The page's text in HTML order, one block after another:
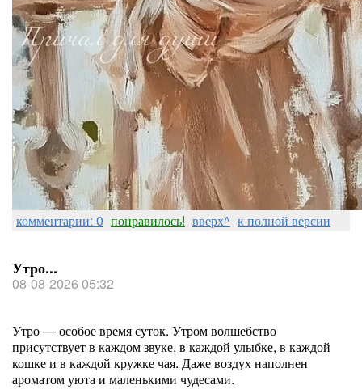
комментарии: 0 понравилось! вверх^ к полной версии
Утро...
08-08-2026 05:32
Утро — особое время суток. Утром волшебство
присутствует в каждом звуке, в каждой улыбке, в каждой
кошке и в каждой кружке чая. Даже воздух наполнен
ароматом уюта и маленькими чудесами.